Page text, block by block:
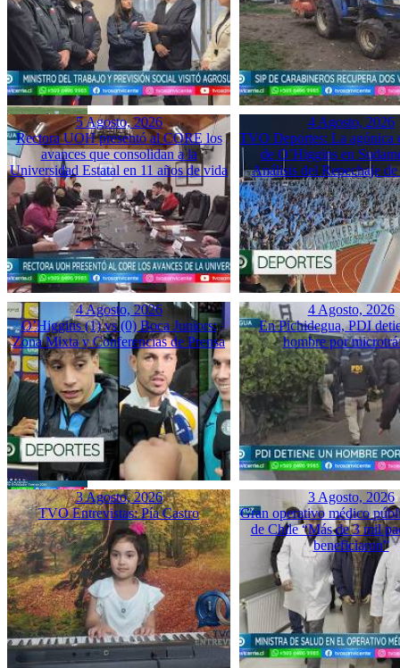
5 Agosto, 2026
Rectora UOH presentó al CORE los
avances que consolidan a la
Universidad Estatal en 11 años de vida
4 Agosto, 2026
TVO Deportes: La agónica
de O’Higgins en
Análisis del Repechaje de
4 Agosto, 2026
O’Higgins (1) vs (0) Boca Juniors:
Zona Mixta y Conferencias de Prensa
4 Agosto, 2026
En Pichidegua, PDI
hombre por
3 Agosto, 2026
TVO Entrevistas: Pía Castro
3 Agosto, 2026
Gran operativo médico
de Chile “Más de 3 mil
beneficiaron”